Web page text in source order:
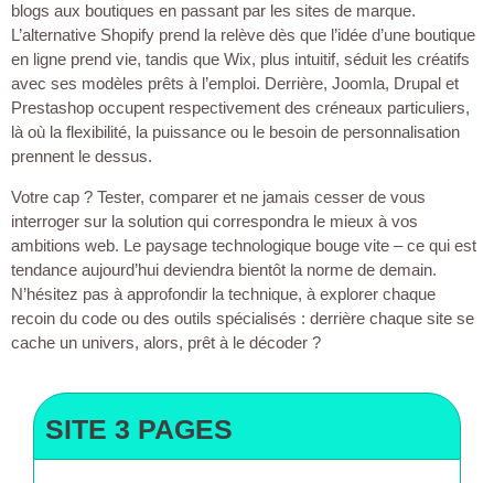
blogs aux boutiques en passant par les sites de marque.
L’alternative Shopify prend la relève dès que l’idée d’une boutique
en ligne prend vie, tandis que Wix, plus intuitif, séduit les créatifs
avec ses modèles prêts à l’emploi. Derrière, Joomla, Drupal et
Prestashop occupent respectivement des créneaux particuliers,
là où la flexibilité, la puissance ou le besoin de personnalisation
prennent le dessus.
Votre cap ? Tester, comparer et ne jamais cesser de vous
interroger sur la solution qui correspondra le mieux à vos
ambitions web. Le paysage technologique bouge vite – ce qui est
tendance aujourd’hui deviendra bientôt la norme de demain.
N’hésitez pas à approfondir la technique, à explorer chaque
recoin du code ou des outils spécialisés : derrière chaque site se
cache un univers, alors, prêt à le décoder ?
SITE 3 PAGES